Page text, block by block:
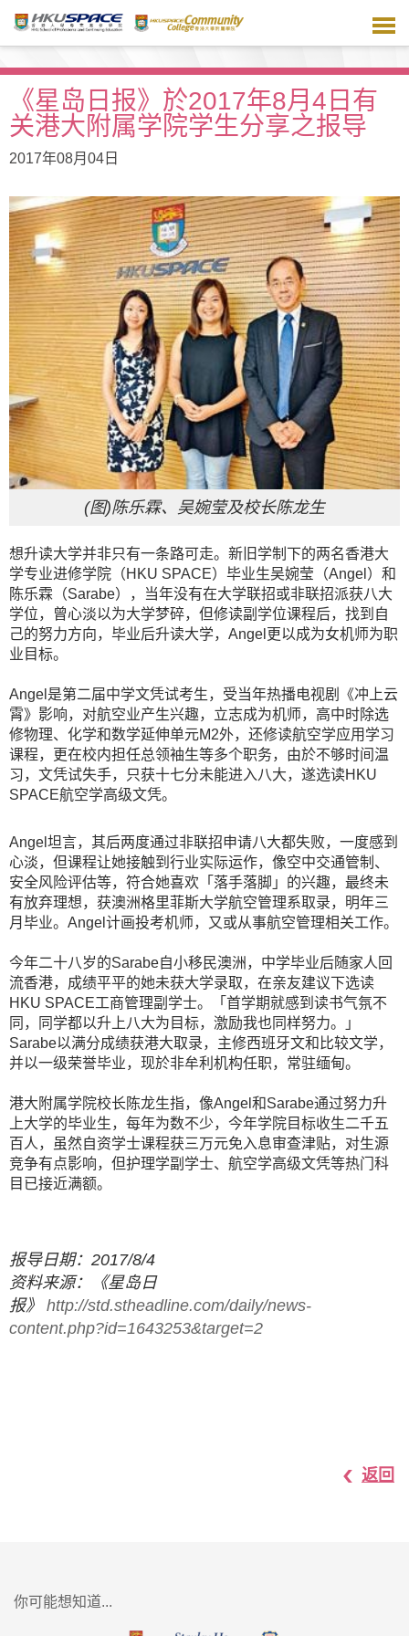
主
《星岛日报》於2017年8月4日有
关港大附属学院学生分享之报导
2017年08月04日
(图)陈乐霖、吴婉莹及校长陈龙生
想升读大学并非只有一条路可走。新旧学制下的两名香港大
学专业进修学院（HKU SPACE）毕业生吴婉莹（Angel）和
陈乐霖（Sarabe），当年没有在大学联招或非联招派获八大
学位，曾心淡以为大学梦碎，但修读副学位课程后，找到自
己的努力方向，毕业后升读大学，Angel更以成为女机师为职
业目标。
Angel是第二届中学文凭试考生，受当年热播电视剧《冲上云
霄》影响，对航空业产生兴趣，立志成为机师，高中时除选
修物理、化学和数学延伸单元M2外，还修读航空学应用学习
课程，更在校内担任总领袖生等多个职务，由於不够时间温
习，文凭试失手，只获十七分未能进入八大，遂选读HKU
SPACE航空学高级文凭。
Angel坦言，其后两度通过非联招申请八大都失败，一度感到
心淡，但课程让她接触到行业实际运作，像空中交通管制、
安全风险评估等，符合她喜欢「落手落脚」的兴趣，最终未
有放弃理想，获澳洲格里菲斯大学航空管理系取录，明年三
月毕业。Angel计画投考机师，又或从事航空管理相关工作。
今年二十八岁的Sarabe自小移民澳洲，中学毕业后随家人回
流香港，成绩平平的她未获大学录取，在亲友建议下选读
HKU SPACE工商管理副学士。「首学期就感到读书气氛不
同，同学都以升上八大为目标，激励我也同样努力。」
Sarabe以满分成绩获港大取录，主修西班牙文和比较文学，
并以一级荣誉毕业，现於非牟利机构任职，常驻缅甸。
港大附属学院校长陈龙生指，像Angel和Sarabe通过努力升
上大学的毕业生，每年为数不少，今年学院目标收生二千五
百人，虽然自资学士课程获三万元免入息审查津贴，对生源
竞争有点影响，但护理学副学士、航空学高级文凭等热门科
目已接近满额。
报导日期：2017/8/4
资料来源：《星岛日
报》 http://std.stheadline.com/daily/news-
content.php?id=1643253&target=2
返回
你可能想知道...